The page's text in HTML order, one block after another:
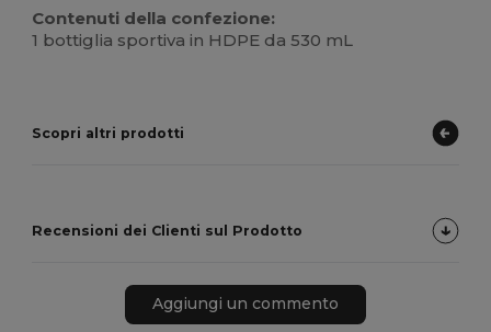
Contenuti della confezione:
1 bottiglia sportiva in HDPE da 530 mL
Scopri altri prodotti
Recensioni dei Clienti sul Prodotto
Aggiungi un commento